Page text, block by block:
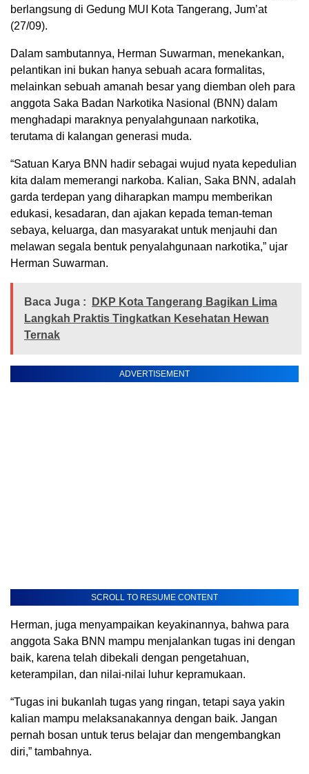
berlangsung di Gedung MUI Kota Tangerang, Jum’at
(27/09).
Dalam sambutannya, Herman Suwarman, menekankan,
pelantikan ini bukan hanya sebuah acara formalitas,
melainkan sebuah amanah besar yang diemban oleh para
anggota Saka Badan Narkotika Nasional (BNN) dalam
menghadapi maraknya penyalahgunaan narkotika,
terutama di kalangan generasi muda.
“Satuan Karya BNN hadir sebagai wujud nyata kepedulian
kita dalam memerangi narkoba. Kalian, Saka BNN, adalah
garda terdepan yang diharapkan mampu memberikan
edukasi, kesadaran, dan ajakan kepada teman-teman
sebaya, keluarga, dan masyarakat untuk menjauhi dan
melawan segala bentuk penyalahgunaan narkotika,” ujar
Herman Suwarman.
Baca Juga :
DKP Kota Tangerang Bagikan Lima
Langkah Praktis Tingkatkan Kesehatan Hewan
Ternak
ADVERTISEMENT
SCROLL TO RESUME CONTENT
Herman, juga menyampaikan keyakinannya, bahwa para
anggota Saka BNN mampu menjalankan tugas ini dengan
baik, karena telah dibekali dengan pengetahuan,
keterampilan, dan nilai-nilai luhur kepramukaan.
“Tugas ini bukanlah tugas yang ringan, tetapi saya yakin
kalian mampu melaksanakannya dengan baik. Jangan
pernah bosan untuk terus belajar dan mengembangkan
diri,” tambahnya.